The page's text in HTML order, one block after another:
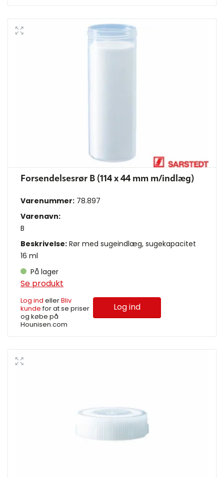
Forsendelsesrør B (114 x 44 mm m/indlæg)
Varenummer: 78.897
Varenavn:
B
Beskrivelse: Rør med sugeindlæg, sugekapacitet
16 ml
På lager
Se produkt
Log ind ellerBliv
kundefor at se priser
og købe på
Hounisen.com
Log ind